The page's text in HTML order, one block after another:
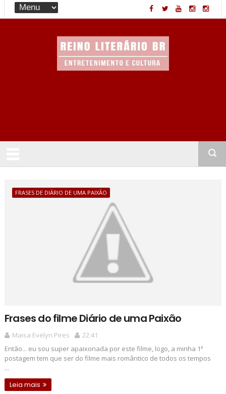
FRASES DE DIÁRIO DE UMA PAIXÃO
Frases do filme Diário de uma Paixão
Maisa Evelyn Pires
22:41
Então... eu sou super apaixonada por este filme, logo, a minha 1ª
postagem tem que ser do filme mais romântico de todos os tempos
...
Leia mais